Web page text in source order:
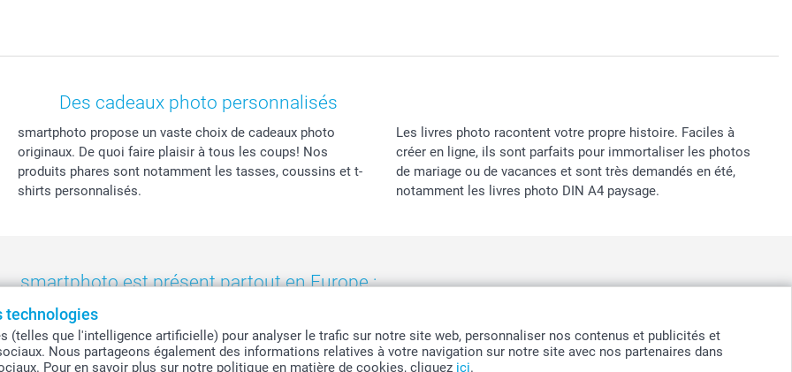
technologies
que l'intelligence artificielle) pour analyser le trafic sur notre site web, personnaliser nos contenus et publicités et
Nous partageons également des informations relatives à votre navigation sur notre site avec nos partenaires dans
Pour en savoir plus sur notre politique en matière de cookies, cliquez ici.
Des cadeaux photo personnalisés
smartphoto propose un vaste choix de cadeaux photo
originaux. De quoi faire plaisir à tous les coups! Nos
produits phares sont notamment les tasses, coussins et t-
shirts personnalisés.
Les livres photo racontent votre propre histoire. Faciles à
créer en ligne, ils sont parfaits pour immortaliser les photos
de mariage ou de vacances et sont très demandés en été,
notamment les livres photo DIN A4 paysage.
smartphoto est présent partout en Europe :
- Nederland